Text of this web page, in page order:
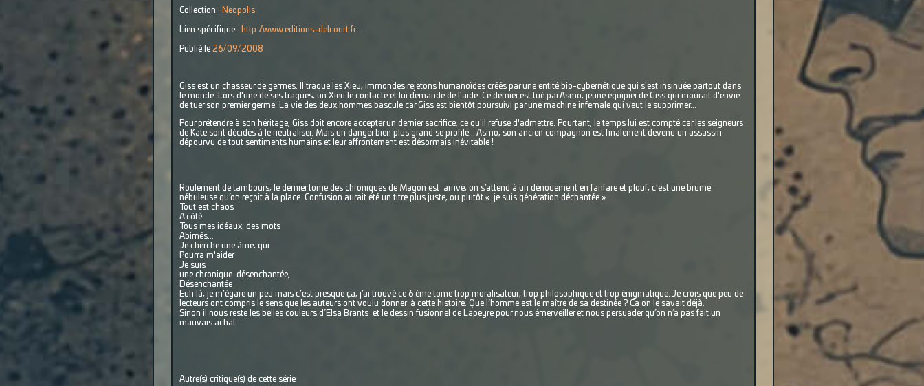
Collection : Neopolis
Lien spécifique : http://www.editions-delcourt.fr...
Publié le 26/09/2008
Giss est un chasseur de germes. Il traque les Xieu, immondes rejetons humanoïdes créés par une entité bio-cybernétique qui s'est insinuée partout dans
le monde. Lors d'une de ses traques, un Xieu le contacte et lui demande de l'aide. Ce dernier est tué par Asmo, jeune équipier de Giss qui mourait d'envie
de tuer son premier germe. La vie des deux hommes bascule car Giss est bientôt poursuivi par une machine infernale qui veut le supprimer...
Pour prétendre à son héritage, Giss doit encore accepter un dernier sacrifice, ce qu'il refuse d'admettre. Pourtant, le temps lui est compté car les seigneurs
de Katë sont décidés à le neutraliser. Mais un danger bien plus grand se profile... Asmo, son ancien compagnon est finalement devenu un assassin
dépourvu de tout sentiments humains et leur affrontement est désormais inévitable !
Roulement de tambours, le dernier tome des chroniques de Magon est arrivé, on s’attend à un dénouement en fanfare et plouf, c’est une brume
nébuleuse qu’on reçoit à la place. Confusion aurait été un titre plus juste, ou plutôt « je suis génération déchantée »
Tout est chaos
A côté
Tous mes idéaux: des mots
Abimés...
Je cherche une âme, qui
Pourra m'aider
Je suis
une chronique désenchantée,
Désenchantée
Euh là, je m’égare un peu mais c’est presque ça, j’ai trouvé ce 6 ème tome trop moralisateur, trop philosophique et trop énigmatique. Je crois que peu de
lecteurs ont compris le sens que les auteurs ont voulu donner à cette histoire. Que l’homme est le maître de sa destinée ? Ca on le savait déjà.
Sinon il nous reste les belles couleurs d’Elsa Brants et le dessin fusionnel de Lapeyre pour nous émerveiller et nous persuader qu’on n’a pas fait un
mauvais achat.
Autre(s) critique(s) de cette série